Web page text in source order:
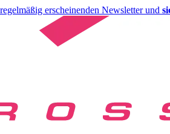
erscheinenden Newsletter und